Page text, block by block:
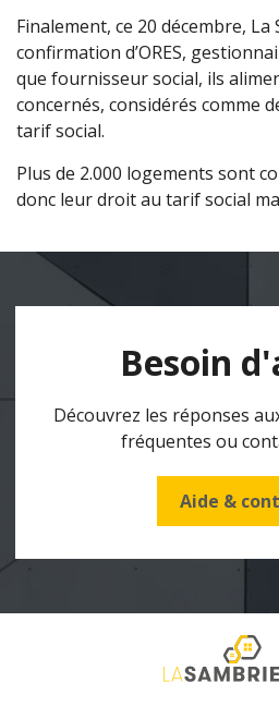
Finalement, ce 20 décembre,
confirmation d’ORES,
que fournisseur social, ils
concernés, considérés comme
tarif social.
Plus de 2.000 logements sont
donc leur droit au tarif social
Besoin
Découvrez les réponses
fréquentes ou
Aide &